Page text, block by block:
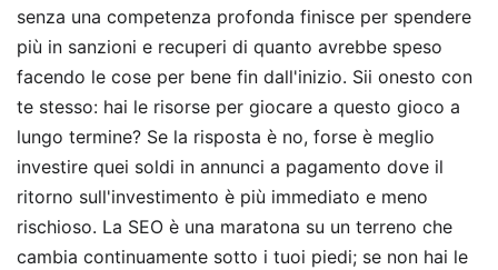
senza una competenza profonda finisce per spendere
più in sanzioni e recuperi di quanto avrebbe speso
facendo le cose per bene fin dall'inizio. Sii onesto con
te stesso: hai le risorse per giocare a questo gioco a
lungo termine? Se la risposta è no, forse è meglio
investire quei soldi in annunci a pagamento dove il
ritorno sull'investimento è più immediato e meno
rischioso. La SEO è una maratona su un terreno che
cambia continuamente sotto i tuoi piedi; se non hai le